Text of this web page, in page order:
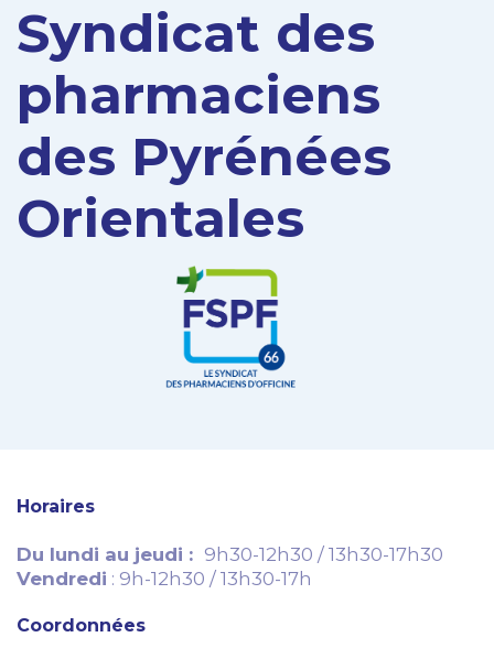
Syndicat des
pharmaciens
des Pyrénées
Orientales
Horaires
Du lundi au jeudi : 9h30-12h30 / 13h30-17h30
Vendredi : 9h-12h30 / 13h30-17h
Coordonnées